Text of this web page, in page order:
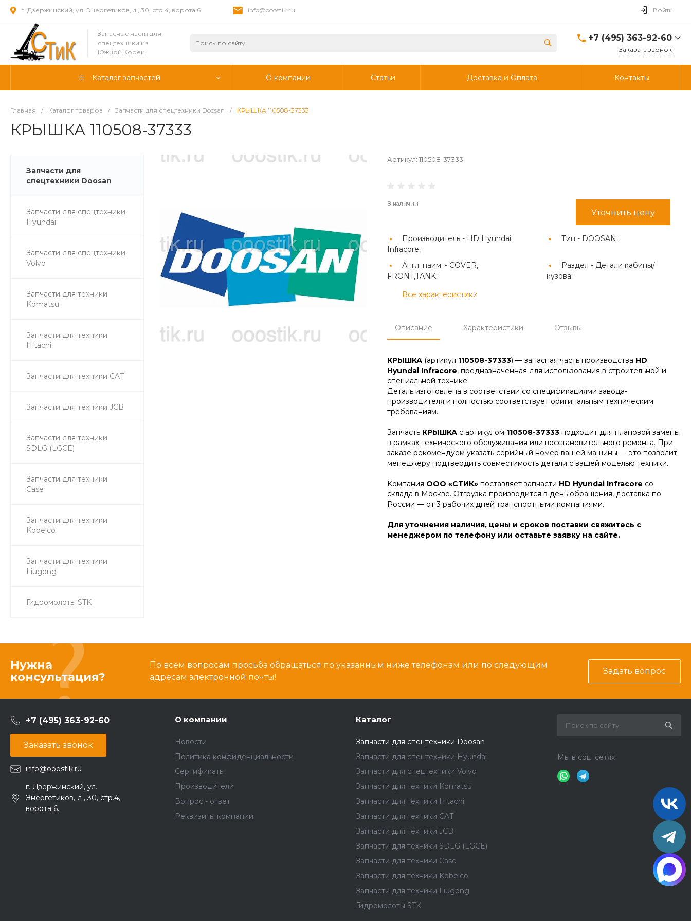
г. Дзержинский, ул. Энергетиков, д., 30, стр.4, ворота 6. info@ooostik.ru Войти
Запасные части для
спецтехники из
Южной Кореи
+7 (495) 363-92-60
г. Дзержинский, ул.
Заказать звонок
Каталог запчастей О компании Статьи Доставка и Оплата Контакты
Главная / Каталог товаров / Запчасти для спецтехники Doosan / КРЫШКА 110508-37333
КРЫШКА 110508-37333
Запчасти для
спецтехники Doosan
Запчасти для спецтехники
Hyundai
Запчасти для спецтехники
Volvo
Запчасти для техники
Komatsu
Запчасти для техники
Hitachi
Запчасти для техники CAT
Запчасти для техники JCB
Запчасти для техники
SDLG (LGCE)
Запчасти для техники
Case
Запчасти для техники
Kobelco
Запчасти для техники
Liugong
Гидромолоты STK
Артикул: 110508-37333
В наличии
Уточнить цену
Производитель - HD Hyundai
Infracore;
Тип - DOOSAN;
Англ. наим. - COVER,
FRONT,TANK;
Раздел - Детали кабины/
кузова;
Все характеристики
Описание Характеристики Отзывы
КРЫШКА(артикул 110508-37333) — запасная часть производства HD
Hyundai Infracore, предназначенная для использования в строительной и
специальной технике.
Деталь изготовлена в соответствии со спецификациями завода-
производителя и полностью соответствует оригинальным техническим
требованиям.
Запчасть КРЫШКАс артикулом 110508-37333подходит для плановой замены
в рамках технического обслуживания или восстановительного ремонта. При
заказе рекомендуем указать серийный номер вашей машины — это позволит
менеджеру подтвердить совместимость детали с вашей моделью техники.
Компания ООО «СТИК»поставляет запчасти HD Hyundai Infracore со
склада в Москве. Отгрузка производится в день обращения, доставка по
России — от 3 рабочих дней транспортными компаниями.
Для уточнения наличия, цены и сроков поставки свяжитесь с
менеджером по телефону или оставьте заявку на сайте.
Нужна
консультация?
По всем вопросам просьба обращаться по указанным ниже телефонам или по следующим
адресам электронной почты!
Задать вопрос
+7 (495) 363-92-60
Заказать звонок
info@ooostik.ru
г. Дзержинский, ул.
Энергетиков, д., 30, стр.4,
ворота 6.
О компании
Новости
Политика конфиденциальности
Сертификаты
Производители
Вопрос - ответ
Реквизиты компании
Каталог
Запчасти для спецтехники Doosan
Запчасти для спецтехники Hyundai
Запчасти для спецтехники Volvo
Запчасти для техники Komatsu
Запчасти для техники Hitachi
Запчасти для техники CAT
Запчасти для техники JCB
Запчасти для техники SDLG (LGCE)
Запчасти для техники Case
Запчасти для техники Kobelco
Запчасти для техники Liugong
Гидромолоты STK
Мы в соц. сетях